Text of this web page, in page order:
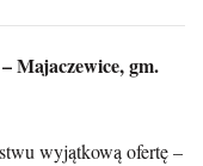
Majaczewice, gm.
wyjątkową ofertę –